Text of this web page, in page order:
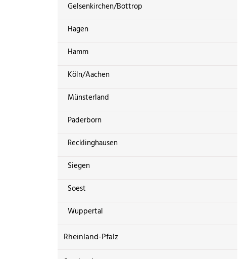
Gelsenkirchen/Bottrop
Hagen
Hamm
Köln/Aachen
Münsterland
Paderborn
Recklinghausen
Siegen
Soest
Wuppertal
Rheinland-Pfalz